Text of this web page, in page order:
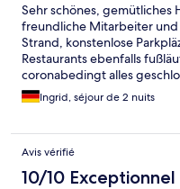
Sehr schönes, gemütliches
freundliche Mitarbeiter und
Strand, konstenlose
Restaurants ebenfalls
coronabedingt alles
nichts dafür). Besonders
wischbare Bodenbelag,
Zimmerbeleuchtung
Jammern auf sehr hohem
Ingrid, séjour de 2 nuits
Avis vérifié
10/10 Exceptionnel